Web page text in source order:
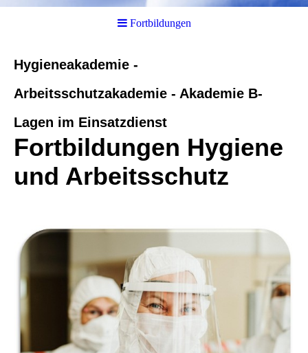
Fortbildungen
Hygieneakademie -
Arbeitsschutzakademie - Akademie B-
Lagen im Einsatzdienst
Fortbildungen Hygiene
und Arbeitsschutz